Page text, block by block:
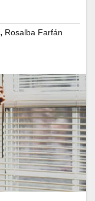
, Rosalba Farfán